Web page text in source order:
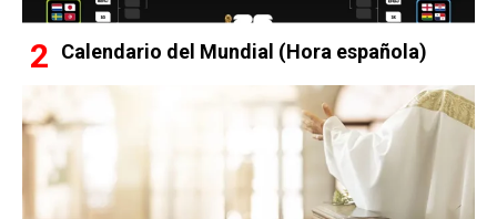
Calendario del Mundial (Hora española)